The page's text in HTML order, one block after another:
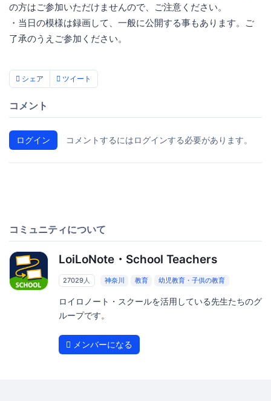
の方はご参加いただけませんので、ご注意ください。
・当日の模様は録画して、一般に公開する事もあります。ご
了承のうえご参加ください。
シェア ツイート
コメント
ログイン コメントするにはログインする必要があります。
コミュニティについて
LoiLoNote・School Teachers
27029人 神奈川 教育 幼児教育・子供の教育
ロイロノート・スクールを活用している先生たちのグ
ループです。
メンバーになる